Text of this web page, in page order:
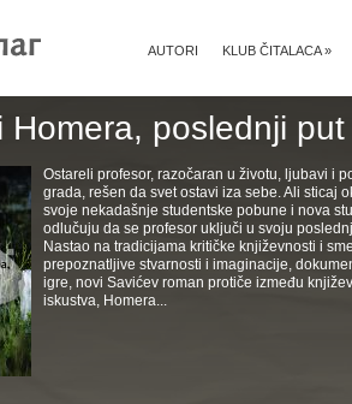
KLUB ČITALACA»
AUTORI
Homera, poslednji put
Ostareli profesor, razočaran u životu, ljubavi i
grada, rešen da svet ostavi iza sebe. Ali sticaj
svoje nekadašnje studentske pobune i nova
odlučuju da se profesor uključi u svoju
Nastao na tradicijama kritičke književnosti i
prepoznatljive stvarnosti i imaginacije,
igre, novi Savićev roman protiče između
iskustva, Homera...